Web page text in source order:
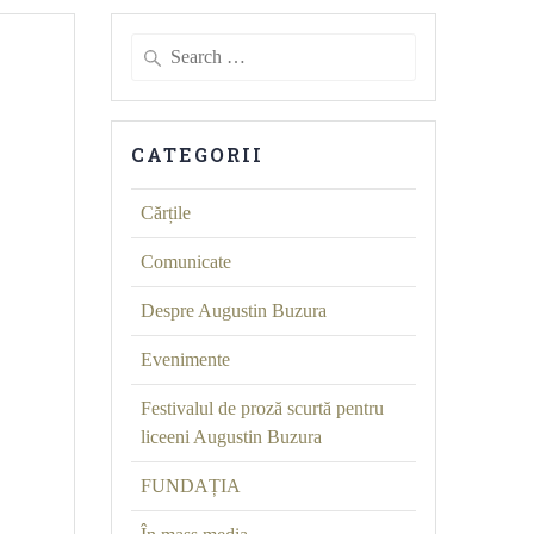
Search
CATEGORII
Cărțile
Comunicate
Despre Augustin Buzura
Evenimente
Festivalul de proză scurtă pentru
liceeni Augustin Buzura
FUNDAȚIA